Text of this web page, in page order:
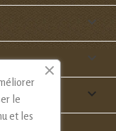


keyboard_arrow_down
le
et les